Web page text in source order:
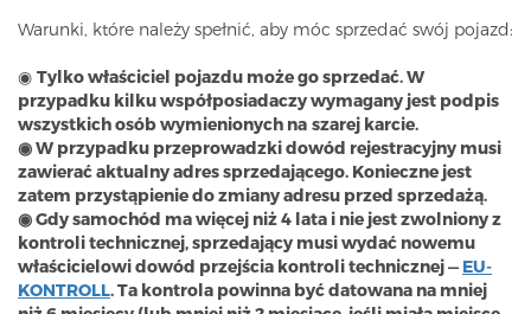
Warunki, które należy spełnić, aby móc sprzedać swój pojazd:
◉ Tylko właściciel pojazdu może go sprzedać. W
przypadku kilku współposiadaczy wymagany jest podpis
wszystkich osób wymienionych na szarej karcie.
◉ W przypadku przeprowadzki dowód rejestracyjny musi
zawierać aktualny adres sprzedającego. Konieczne jest
zatem przystąpienie do zmiany adresu przed sprzedażą.
◉ Gdy samochód ma więcej niż 4 lata i nie jest zwolniony z
kontroli technicznej, sprzedający musi wydać nowemu
właścicielowi dowód przejścia kontroli technicznej— EU-
KONTROLL. Ta kontrola powinna być datowana na mniej